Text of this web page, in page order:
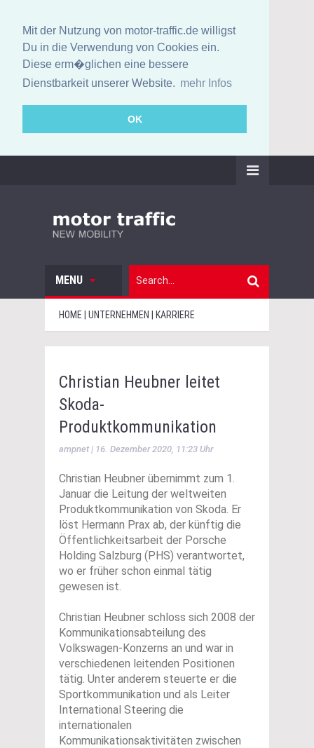
Mit der Nutzung von motor-traffic.de willigst
Du in die Verwendung von Cookies ein.
Diese erm�glichen eine bessere
Dienstbarkeit unserer Website. mehr Infos
OK
MENU
HOME | UNTERNEHMEN | KARRIERE
Christian Heubner leitet
Skoda-
Produktkommunikation
ampnet | 16. Dezember 2020, 11:23 Uhr
Christian Heubner übernimmt zum 1.
Januar die Leitung der weltweiten
Produktkommunikation von Skoda. Er
löst Hermann Prax ab, der künftig die
Öffentlichkeitsarbeit der Porsche
Holding Salzburg (PHS) verantwortet,
wo er früher schon einmal tätig
gewesen ist.
Christian Heubner schloss sich 2008 der
Kommunikationsabteilung des
Volkswagen-Konzerns an und war in
verschiedenen leitenden Positionen
tätig. Unter anderem steuerte er die
Sportkommunikation und als Leiter
International Steering die
internationalen
Kommunikationsaktivitäten zwischen